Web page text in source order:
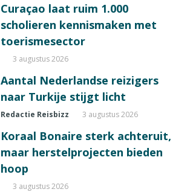
Curaçao laat ruim 1.000
scholieren kennismaken met
toerismesector
3 augustus 2026
Aantal Nederlandse reizigers
naar Turkije stijgt licht
Redactie Reisbizz 3 augustus 2026
Koraal Bonaire sterk achteruit,
maar herstelprojecten bieden
hoop
3 augustus 2026